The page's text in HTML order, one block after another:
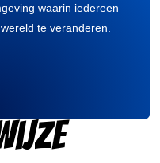
waarin iedereen
te veranderen.